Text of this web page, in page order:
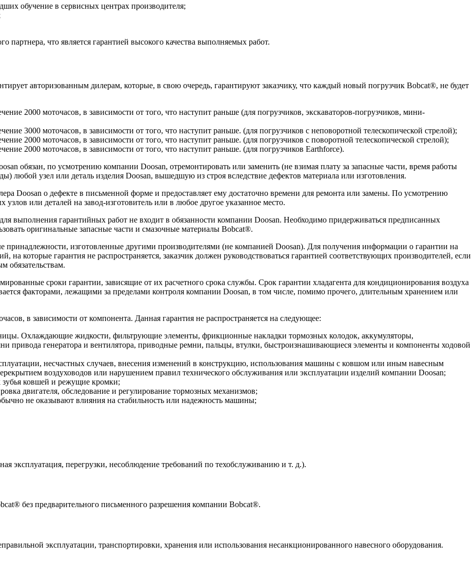
обучение в сервисных центрах производителя;
что является гарантией высокого качества выполняемых работ.
авторизованным дилерам, которые, в свою очередь, гарантируют заказчику, что каждый новый погрузчик Bobcat®, не будет
2000 моточасов, в зависимости от того, что наступит раньше (для погрузчиков, экскаваторов-погрузчиков, мини-
3000 моточасов, в зависимости от того, что наступит раньше. (для погрузчиков с неповоротной телескопической стрелой);
2000 моточасов, в зависимости от того, что наступит раньше. (для погрузчиков с поворотной телескопической стрелой);
2000 моточасов, в зависимости от того, что наступит раньше. (для погрузчиков Earthforce).
обязан, по усмотрению компании Doosan, отремонтировать или заменить (не взимая плату за запасные части, время работы
любой узел или деталь изделия Doosan, вышедшую из строя вследствие дефектов материала или изготовления.
Doosan о дефекте в письменной форме и предоставляет ему достаточно времени для ремонта или замены. По усмотрению
или деталей на завод-изготовитель или в любое другое указанное место.
выполнения гарантийных работ не входит в обязанности компании Doosan. Необходимо придерживаться предписанных
оригинальные запасные части и смазочные материалы Bobcat®.
принадлежности, изготовленные другими производителями (не компанией Doosan). Для получения информации о гарантии на
на которые гарантия не распространяется, заказчик должен руководствоваться гарантией соответствующих производителей, если
обязательствам.
сроки гарантии, зависящие от их расчетного срока службы. Срок гарантии хладагента для кондиционирования воздуха
факторами, лежащими за пределами контроля компании Doosan, в том числе, помимо прочего, длительным хранением или
в зависимости от компонента. Данная гарантия не распространяется на следующее:
Охлаждающие жидкости, фильтрующие элементы, фрикционные накладки тормозных колодок, аккумуляторы,
привода генератора и вентилятора, приводные ремни, пальцы, втулки, быстроизнашивающиеся элементы и компоненты ходовой
несчастных случаев, внесения изменений в конструкцию, использования машины с ковшом или иным навесным
воздуховодов или нарушением правил технического обслуживания или эксплуатации изделий компании Doosan;
зубья ковшей и режущие кромки;
двигателя, обследование и регулирование тормозных механизмов;
не оказывают влияния на стабильность или надежность машины;
эксплуатация, перегрузки, несоблюдение требований по техобслуживанию и т. д.).
без предварительного письменного разрешения компании Bobcat®.
эксплуатации, транспортировки, хранения или использования несанкционированного навесного оборудования.